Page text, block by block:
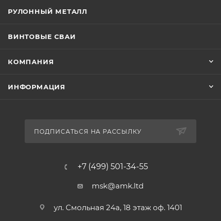
РУЛОННЫЙ МЕТАЛЛ
ВИНТОВЫЕ СВАИ
КОМПАНИЯ
ИНФОРМАЦИЯ
ПОДПИСАТЬСЯ НА РАССЫЛКУ
+7 (499) 501-34-55
msk@amk.ltd
ул. Смольная 24а, 18 этаж оф. 1401